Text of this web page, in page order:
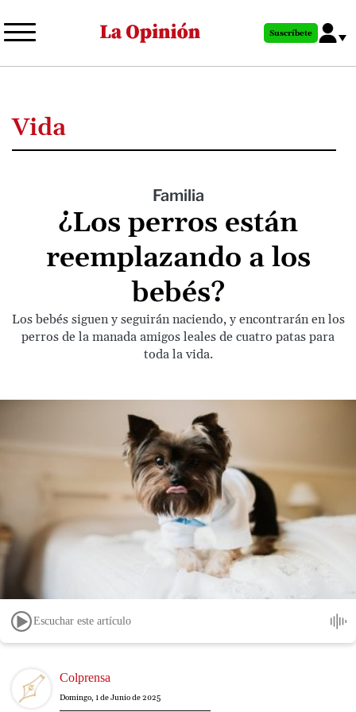
al
principal
Suscríbete
Vida
Familia
¿Los perros están
reemplazando a los
bebés?
Los bebés siguen y seguirán naciendo, y encontrarán en los
perros de la manada amigos leales de cuatro patas para
toda la vida.
Escuchar este artículo
Image Colprensa
Domingo, 1 de Junio de 2025